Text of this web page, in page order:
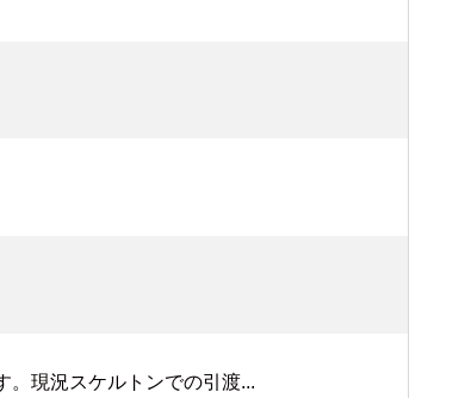
。現況スケルトンでの引渡...